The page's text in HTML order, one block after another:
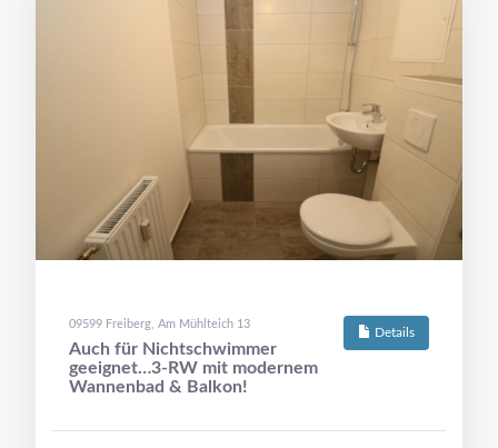
Details
09599 Freiberg, Am Mühlteich 13
Auch für Nichtschwimmer
geeignet…3-RW mit modernem
Wannenbad & Balkon!